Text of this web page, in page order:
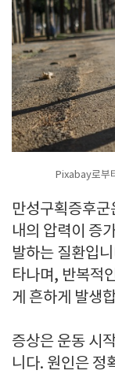
Pixabay로부
만성구획증후군
내의 압력이 증
발하는 질환입
타나며, 반복적
게 흔하게 발생
증상은 운동 시
니다. 원인은 정